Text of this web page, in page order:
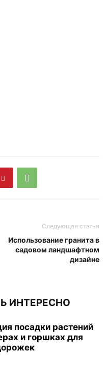
Следующая статья
Использование гранита в
садовом ландшафтном
дизайне
ИНТЕРЕСНО
посадки растений
и горшках для